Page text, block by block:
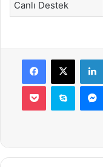
Canlı Destek
Facebook
X
Pocket Skype